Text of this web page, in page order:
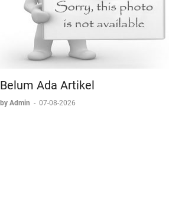
Belum Ada Artikel
by Admin - 07-08-2026